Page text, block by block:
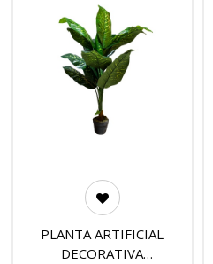
PLANTA ARTIFICIAL
DECORATIVA